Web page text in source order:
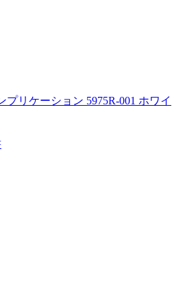
リケーション 5975R-001 ホワイ